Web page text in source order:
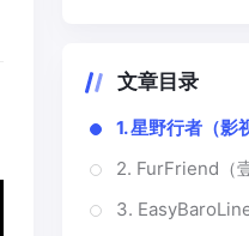
文章目录
1. 星野行者（影
2. FurFriend（壹
3. EasyBaroLine